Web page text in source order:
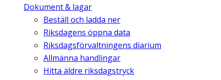
Dokument & lagar
Beställ och ladda ner
Riksdagens öppna data
Riksdagsförvaltningens diarium
Allmänna handlingar
Hitta äldre riksdagstryck